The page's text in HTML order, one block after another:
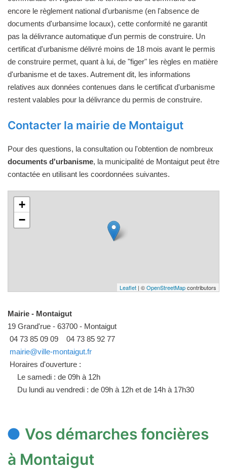
encore le règlement national d'urbanisme (en l'absence de
documents d'urbansime locaux), cette conformité ne garantit
pas la délivrance automatique d'un permis de construire. Un
certificat d'urbanisme délivré moins de 18 mois avant le permis
de construire permet, quant à lui, de "figer" les règles en matière
d'urbanisme et de taxes. Autrement dit, les informations
relatives aux données contenues dans le certificat d'urbanisme
restent valables pour la délivrance du permis de construire.
Contacter la mairie de Montaigut
Pour des questions, la consultation ou l'obtention de nombreux
documents d'urbanisme, la municipalité de Montaigut peut être
contactée en utilisant les coordonnées suivantes.
+
−
Leaflet | ©OpenStreetMapcontributors
Mairie - Montaigut
19 Grand'rue - 63700 - Montaigut
04 73 85 09 09
04 73 85 92 77
mairie@ville-montaigut.fr
Horaires d'ouverture :
Le samedi : de 09h à 12h
Du lundi au vendredi : de 09h à 12h et de 14h à 17h30
Vos démarches foncières
à Montaigut